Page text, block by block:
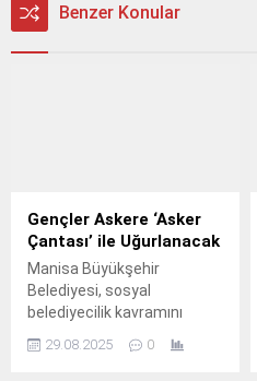
Benzer Konular
Gençler Askere ‘Asker
Çantası’ ile Uğurlanacak
Manisa Büyükşehir
Belediyesi, sosyal
belediyecilik kavramını
daha uygulamaya başladı.
29.08.2025 0